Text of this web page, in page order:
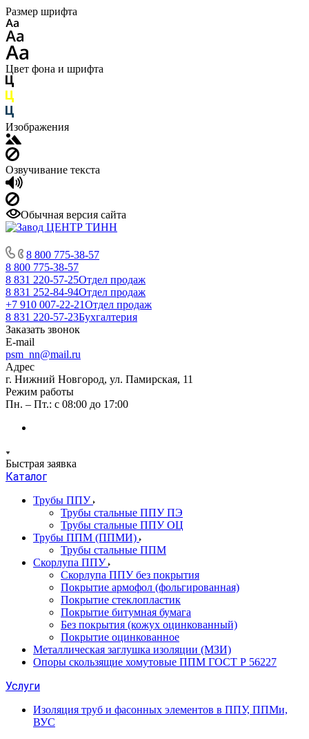
Размер шрифта
Цвет фона и шрифта
Изображения
Озвучивание текста
Обычная версия сайта
8 800 775-38-57
8 800 775-38-57
8 831 220-57-25Отдел продаж
8 831 252-84-94Отдел продаж
+7 910 007-22-21Отдел продаж
8 831 220-57-23Бухгалтерия
Заказать звонок
E-mail
psm_nn@mail.ru
Адрес
г. Нижний Новгород, ул. Памирская, 11
Режим работы
Пн. – Пт.: с 08:00 до 17:00
Быстрая заявка
Каталог
Трубы ППУ
Трубы стальные ППУ ПЭ
Трубы стальные ППУ ОЦ
Трубы ППМ (ППМИ)
Трубы стальные ППМ
Скорлупа ППУ
Скорлупа ППУ без покрытия
Покрытие армофол (фольгированная)
Покрытие стеклопластик
Покрытие битумная бумага
Без покрытия (кожух оцинкованный)
Покрытие оцинкованное
Металлическая заглушка изоляции (МЗИ)
Опоры скользящие хомутовые ППМ ГОСТ Р 56227
Услуги
Изоляция труб и фасонных элементов в ППУ, ППМи,
ВУС